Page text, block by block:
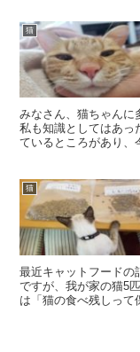
猫
みなさん、猫ちゃんに
私も知識としてはあっ
ているところがあり、
猫
最近キャットフードの
ですが、我が家の猫5
は「猫の食べ残しって